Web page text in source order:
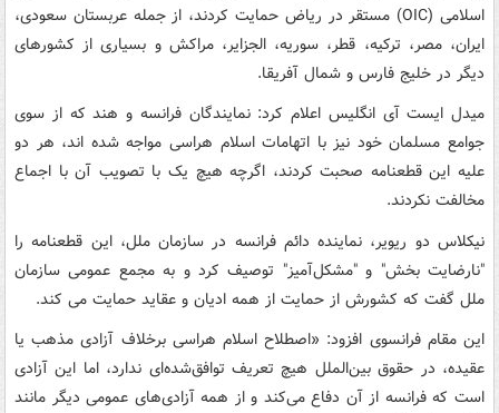
اسلامی (OIC) مستقر در ریاض حمایت کردند، از جمله عربستان سعودی،
ایران، مصر، ترکیه، قطر، سوریه، الجزایر، مراکش و بسیاری از کشورهای
دیگر در خلیج فارس و شمال آفریقا.
میدل ایست آی انگلیس اعلام کرد: نمایندگان فرانسه و هند که از سوی
جوامع مسلمان خود نیز با اتهامات اسلام هراسی مواجه شده اند، هر دو
علیه این قطعنامه صحبت کردند، اگرچه هیچ یک با تصویب آن با اجماع
مخالفت نکردند.
نیکلاس دو ریویر، نماینده دائم فرانسه در سازمان ملل، این قطعنامه را
"نارضایت بخش" و "مشکل‌آمیز" توصیف کرد و به مجمع عمومی سازمان
ملل گفت که کشورش از حمایت از همه ادیان و عقاید حمایت می کند.
این مقام فرانسوی افزود: «اصطلاح اسلام هراسی برخلاف آزادی مذهب یا
عقیده، در حقوق بین‌الملل هیچ تعریف توافق‌شده‌ای ندارد، اما این آزادی
است که فرانسه از آن دفاع می‌کند و از همه آزادی‌های عمومی دیگر مانند